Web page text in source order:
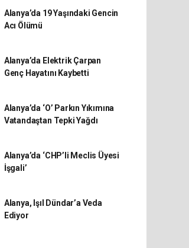
Alanya’da 19 Yaşındaki Gencin
Acı Ölümü
Alanya’da Elektrik Çarpan
Genç Hayatını Kaybetti
Alanya’da ‘O’ Parkın Yıkımına
Vatandaştan Tepki Yağdı
Alanya’da ‘CHP’li Meclis Üyesi
İşgali’
Alanya, Işıl Dündar’a Veda
Ediyor